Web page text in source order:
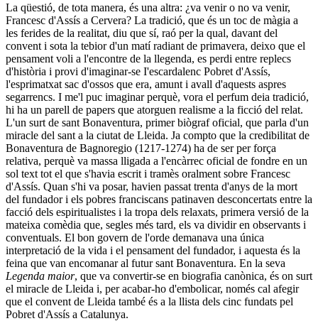
La qüestió, de tota manera, és una altra: ¿va venir o no va venir,
Francesc d'Assís a Cervera? La tradició, que és un toc de màgia a
les ferides de la realitat, diu que sí, raó per la qual, davant del
convent i sota la tebior d'un matí radiant de prima­vera, deixo que el
pensament voli a l'encontre de la llegenda, es perdi entre replecs
d'història i provi d'imaginar-se I'escardalenc Pobret d'Assís,
l'esprimatxat sac d'ossos que era, amunt i avall d'aquests aspres
segarrencs. I me'l puc imaginar perquè, vora el perfum deia tradició,
hi ha un parell de papers que atorguen realisme a la ficció del relat.
L'un surt de sant Bonaventura, primer biògraf oficial, que parla d'un
miracle del sant a la ciutat de Lleida. Ja compto que la credibilitat de
Bonaventura de Bagnoregio (1217-1274) ha de ser per força
relativa, perquè va massa lligada a l'encàrrec oficial de fondre en un
sol text tot el que s'havia escrit i tramès oralment sobre Francesc
d'Assís. Quan s'hi va posar, havien passat trenta d'anys de la mort
del fundador i els pobres franciscans patina­ven desconcertats entre la
facció dels espiritualistes i la tropa dels relaxats, primera versió de la
mateixa comèdia que, segles més tard, els va dividir en observants i
conventuals. El bon go­vern de l'orde demanava una única
interpretació de la vida i el pensament del fundador, i aquesta és la
feina que van enco­manar al futur sant Bonaventura. En la seva
Legenda maior, que va convertir-se en biografia canònica, és on surt
el mira­cle de Lleida i, per acabar-ho d'embolicar, només cal afegir
que el convent de Lleida també és a la llista dels cinc fundats pel
Pobret d'Assís a Catalunya.